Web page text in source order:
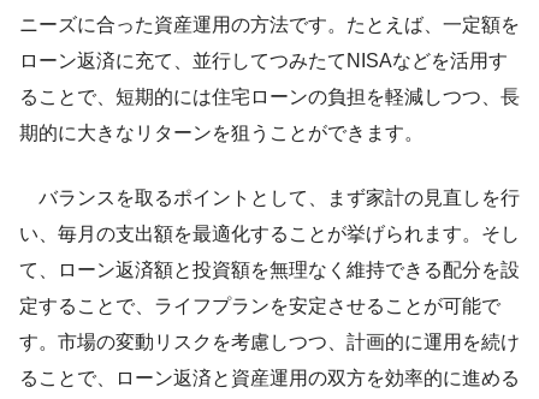
ニーズに合った資産運用の方法です。たとえば、一定額を
ローン返済に充て、並行してつみたてNISAなどを活用す
ることで、短期的には住宅ローンの負担を軽減しつつ、長
期的に大きなリターンを狙うことができます。
バランスを取るポイントとして、まず家計の見直しを行
い、毎月の支出額を最適化することが挙げられます。そし
て、ローン返済額と投資額を無理なく維持できる配分を設
定することで、ライフプランを安定させることが可能で
す。市場の変動リスクを考慮しつつ、計画的に運用を続け
ることで、ローン返済と資産運用の双方を効率的に進める